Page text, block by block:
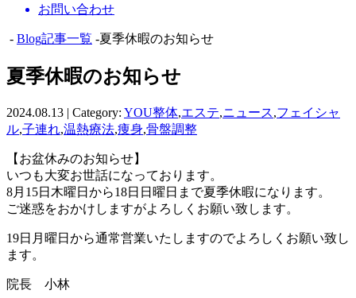
お問い合わせ
- Blog記事一覧 -夏季休暇のお知らせ
夏季休暇のお知らせ
2024.08.13 | Category: YOU整体,エステ,ニュース,フェイシャ
ル,子連れ,温熱療法,痩身,骨盤調整
【お盆休みのお知らせ】
いつも大変お世話になっております。
8月15日木曜日から18日日曜日まで夏季休暇になります。
ご迷惑をおかけしますがよろしくお願い致します。
19日月曜日から通常営業いたしますのでよろしくお願い致し
ます。
院長 小林